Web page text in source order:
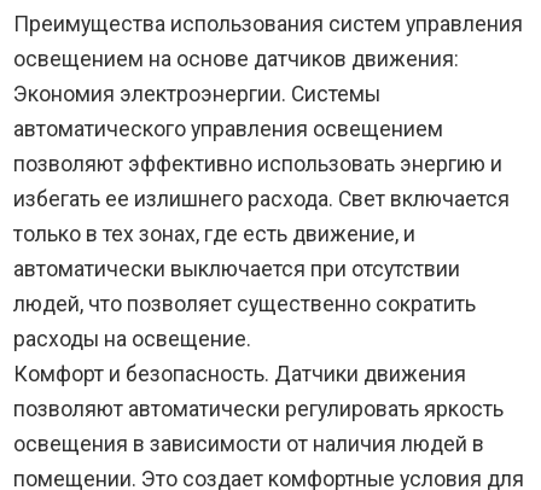
Преимущества использования систем управления
освещением на основе датчиков движения:
Экономия электроэнергии. Системы
автоматического управления освещением
позволяют эффективно использовать энергию и
избегать ее излишнего расхода. Свет включается
только в тех зонах, где есть движение, и
автоматически выключается при отсутствии
людей, что позволяет существенно сократить
расходы на освещение.
Комфорт и безопасность. Датчики движения
позволяют автоматически регулировать яркость
освещения в зависимости от наличия людей в
помещении. Это создает комфортные условия для